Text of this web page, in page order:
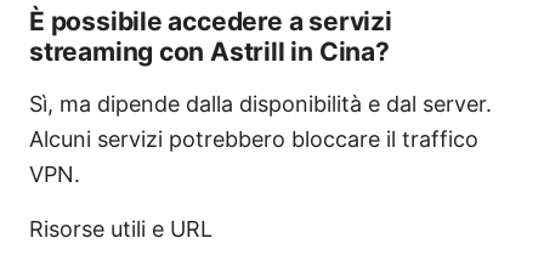
È possibile accedere a servizi
streaming con Astrill in Cina?
Sì, ma dipende dalla disponibilità e dal server.
Alcuni servizi potrebbero bloccare il traffico
VPN.
Risorse utili e URL